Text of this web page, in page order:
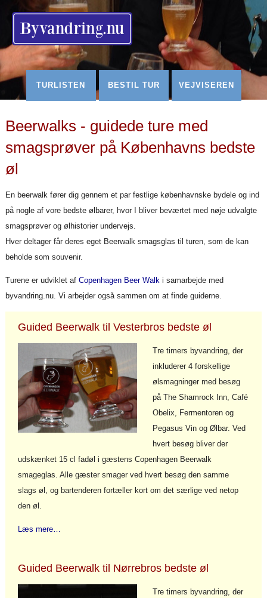
Redigér SenesteRettelser Historik Indstillinger
TURLISTEN BESTIL TUR VEJVISEREN
Beerwalks - guidede ture med
smagsprøver på Københavns bedste
øl
En beerwalk fører dig gennem et par festlige københavnske bydele og ind
på nogle af vore bedste ølbarer, hvor I bliver beværtet med nøje udvalgte
smagsprøver og ølhistorier undervejs.
Hver deltager får deres eget Beerwalk smagsglas til turen, som de kan
beholde som souvenir.
Turene er udviklet af Copenhagen Beer Walk i samarbejde med
byvandring.nu. Vi arbejder også sammen om at finde guiderne.
Guided Beerwalk til Vesterbros bedste øl
Tre timers byvandring, der
inkluderer 4 forskellige
ølsmagninger med besøg
på The Shamrock Inn, Café
Obelix, Fermentoren og
Pegasus Vin og Ølbar. Ved
hvert besøg bliver der
udskænket 15 cl fadøl i gæstens Copenhagen Beerwalk
smageglas. Alle gæster smager ved hvert besøg den samme
slags øl, og bartenderen fortæller kort om det særlige ved netop
den øl.
Læs mere…
Guided Beerwalk til Nørrebros bedste øl
Tre timers byvandring, der